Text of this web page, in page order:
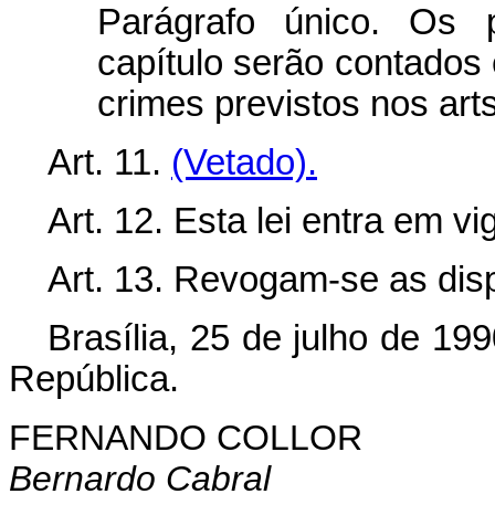
Parágrafo único. Os
capítulo serão
crimes previstos nos
Art. 11. (Vetado).
Art. 12. Esta lei entra em
Art. 13. Revogam-se as
Brasília, 25 de julho de
República.
FERNANDO COLLOR
Bernardo Cabral